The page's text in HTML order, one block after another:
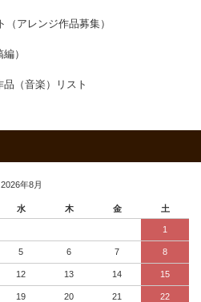
アレンジ作品募集）
）
（音楽）リスト
2026年8月
水 木 金 土
1
5 6 7 8
12 13 14 15
19 20 21 22